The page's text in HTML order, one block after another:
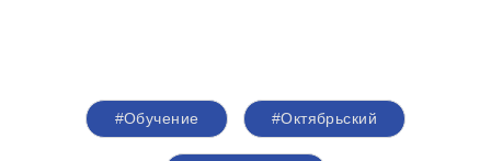
#Обучение #Октябрьский